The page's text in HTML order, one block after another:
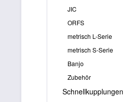
JIC
ORFS
metrisch L-Serie
metrisch S-Serie
Banjo
Zubehör
Schnellkupplungen